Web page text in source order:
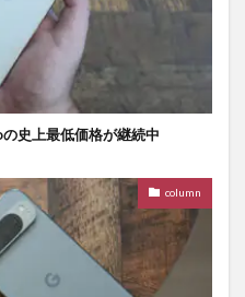
史上最低価格が継続中
column